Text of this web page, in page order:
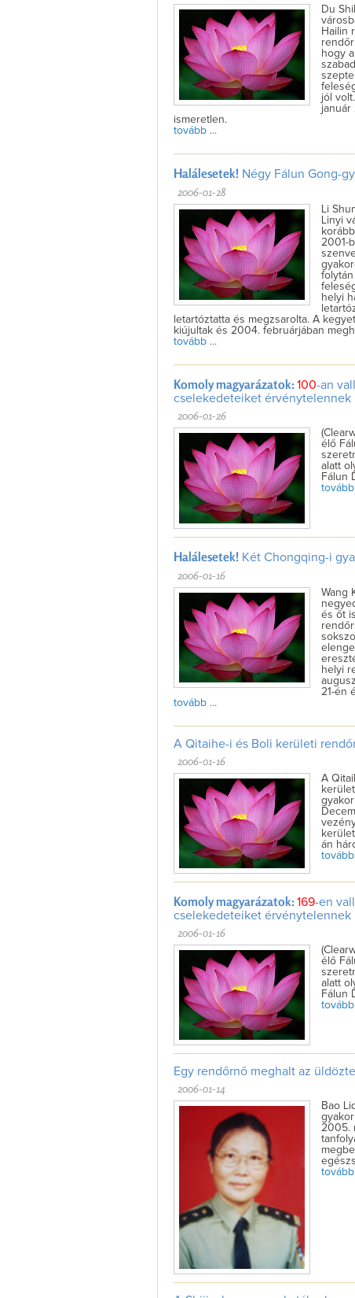
Du
Hailin
hogy
jól
január
ismeretlen.
tovább ...
Halálesetek! Négy Fálun Gong-
2006-01-28
Li
Linyi
2001-
helyi
letartóztatta és megzsarolta. A
kiújultak és 2004. februárjában
tovább ...
Komoly magyarázatok:100-an
cselekedeteiket érvénytelennek
2006-01-26
élő
alatt
Fálun
tovább
Halálesetek! Két Chongqing-i
2006-01-16
Wang
és őt
helyi
21-én
tovább ...
A Qitaihe-i és Boli kerületi
2006-01-16
A
án
tovább
Komoly magyarázatok:169-en
cselekedeteiket érvénytelennek
2006-01-16
élő
alatt
Fálun
tovább
Egy rendőrnő meghalt az
2006-01-14
Bao
2005.
tovább